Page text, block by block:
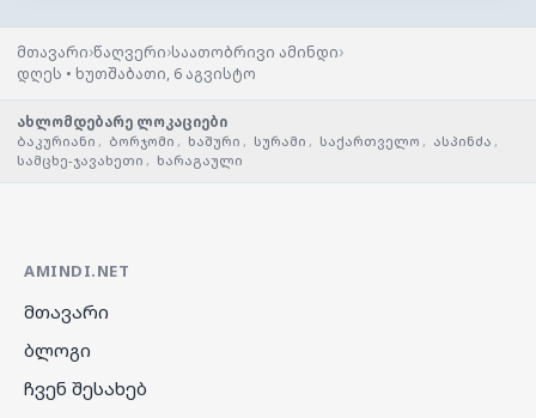
მთავარი›წაღვერი›საათობრივი ამინდი›
დღეს • ხუთშაბათი, 6 აგვისტო
ახლომდებარე ლოკაციები
ბაკურიანი , ბორჯომი , ხაშური , სურამი , საქართველო , ასპინძა ,
სამცხე-ჯავახეთი , ხარაგაული
AMINDI.NET
მთავარი
ბლოგი
ჩვენ შესახებ